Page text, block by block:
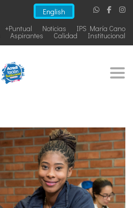
English
IPS María Cano
Noticias
+Puntual
Institucional
Calidad
Aspirantes